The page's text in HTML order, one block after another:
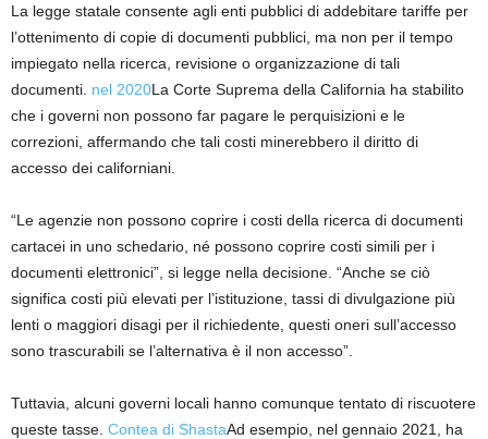
La legge statale consente agli enti pubblici di addebitare tariffe per
l’ottenimento di copie di documenti pubblici, ma non per il tempo
impiegato nella ricerca, revisione o organizzazione di tali
documenti. nel 2020La Corte Suprema della California ha stabilito
che i governi non possono far pagare le perquisizioni e le
correzioni, affermando che tali costi minerebbero il diritto di
accesso dei californiani.
“Le agenzie non possono coprire i costi della ricerca di documenti
cartacei in uno schedario, né possono coprire costi simili per i
documenti elettronici”, si legge nella decisione. “Anche se ciò
significa costi più elevati per l’istituzione, tassi di divulgazione più
lenti o maggiori disagi per il richiedente, questi oneri sull’accesso
sono trascurabili se l’alternativa è il non accesso”.
Tuttavia, alcuni governi locali hanno comunque tentato di riscuotere
queste tasse. Contea di ShastaAd esempio, nel gennaio 2021, ha